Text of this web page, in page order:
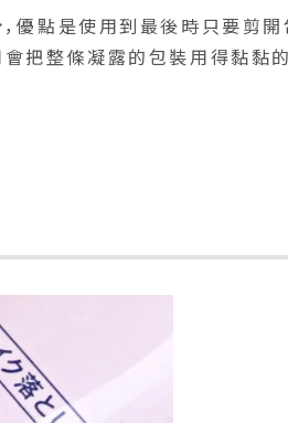
，優點是使用到最後時只要剪
把整條凝露的包裝用得黏黏